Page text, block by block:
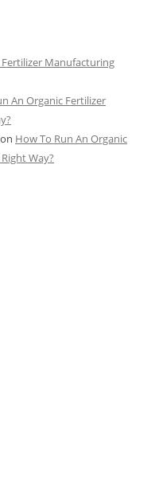
Manufacturing
An Organic Fertilizer
on How To Run An Organic
Way?